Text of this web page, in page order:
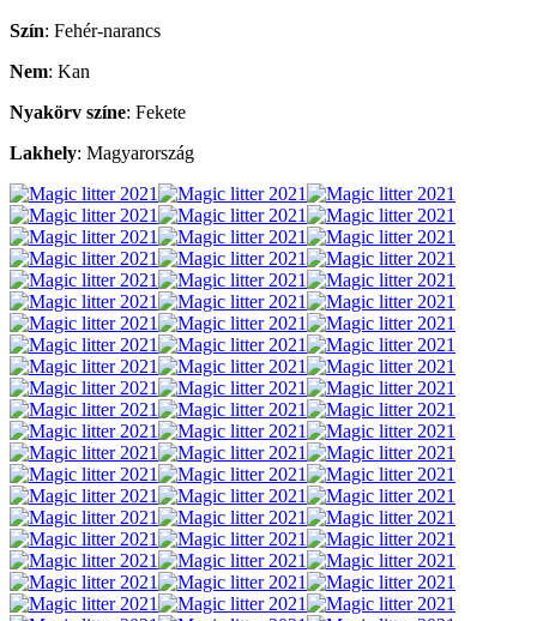
Szín: Fehér-narancs
Nem: Kan
Nyakörv színe: Fekete
Lakhely: Magyarország